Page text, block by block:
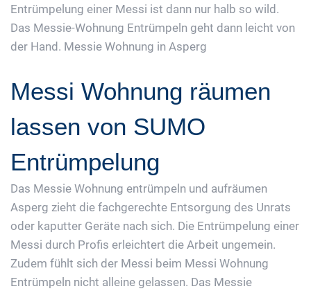
Entrümpelung einer Messi ist dann nur halb so wild.
Das Messie-Wohnung Entrümpeln geht dann leicht von
der Hand. Messie Wohnung in Asperg
Messi Wohnung räumen
lassen von SUMO
Entrümpelung
Das Messie Wohnung entrümpeln und aufräumen
Asperg zieht die fachgerechte Entsorgung des Unrats
oder kaputter Geräte nach sich. Die Entrümpelung einer
Messi durch Profis erleichtert die Arbeit ungemein.
Zudem fühlt sich der Messi beim Messi Wohnung
Entrümpeln nicht alleine gelassen. Das Messie